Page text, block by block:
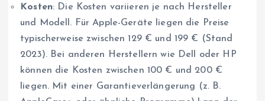
Kosten: Die Kosten variieren je nach Hersteller
und Modell. Für Apple-Geräte liegen die Preise
typischerweise zwischen 129 € und 199 € (Stand
2023). Bei anderen Herstellern wie Dell oder HP
können die Kosten zwischen 100 € und 200 €
liegen. Mit einer Garantieverlängerung (z. B.